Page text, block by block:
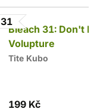
31
Bleach 31: Don't
Volupture
Tite Kubo
199 Kč